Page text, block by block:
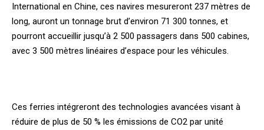
International en Chine, ces navires mesureront 237 mètres de
long, auront un tonnage brut d’environ 71 300 tonnes, et
pourront accueillir jusqu’à 2 500 passagers dans 500 cabines,
avec 3 500 mètres linéaires d’espace pour les véhicules.
Ces ferries intégreront des technologies avancées visant à
réduire de plus de 50 % les émissions de CO2 par unité